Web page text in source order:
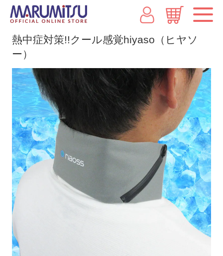
熱中症対策!!クール感覚hiyaso（ヒヤソ
ー）